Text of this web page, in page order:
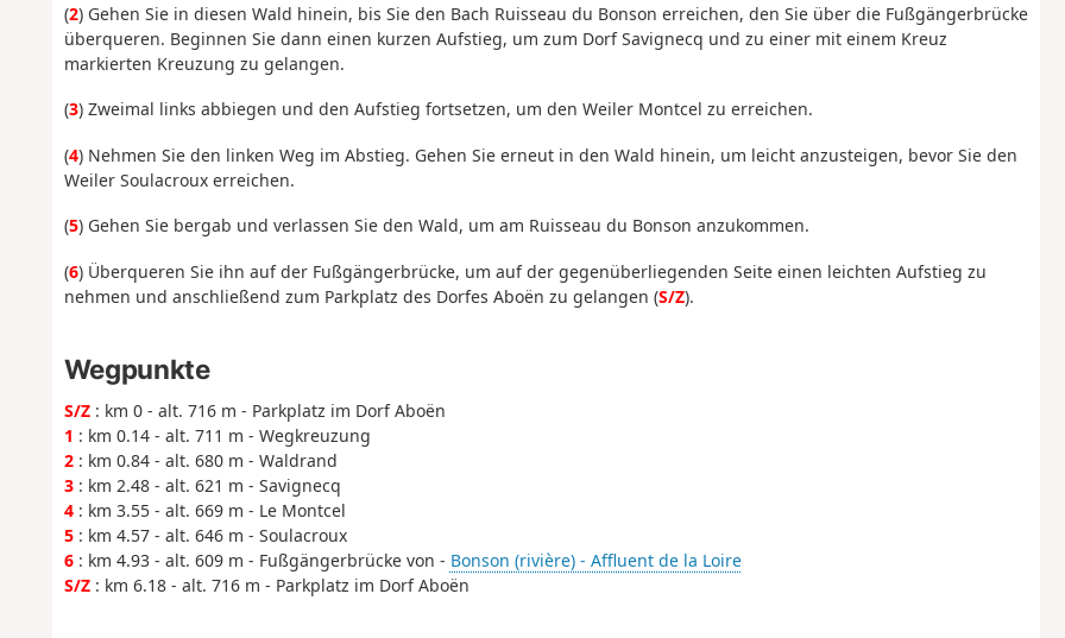
(2) Gehen Sie in diesen Wald hinein, bis Sie den Bach Ruisseau du Bonson erreichen, den Sie über die Fußgängerbrücke
überqueren. Beginnen Sie dann einen kurzen Aufstieg, um zum Dorf Savignecq und zu einer mit einem Kreuz
markierten Kreuzung zu gelangen.
(3) Zweimal links abbiegen und den Aufstieg fortsetzen, um den Weiler Montcel zu erreichen.
(4) Nehmen Sie den linken Weg im Abstieg. Gehen Sie erneut in den Wald hinein, um leicht anzusteigen, bevor Sie den
Weiler Soulacroux erreichen.
(5) Gehen Sie bergab und verlassen Sie den Wald, um am Ruisseau du Bonson anzukommen.
(6) Überqueren Sie ihn auf der Fußgängerbrücke, um auf der gegenüberliegenden Seite einen leichten Aufstieg zu
nehmen und anschließend zum Parkplatz des Dorfes Aboën zu gelangen (S/Z).
Wegpunkte
S/Z: km 0 - alt. 716 m - Parkplatz im Dorf Aboën
1 : km 0.14 - alt. 711 m - Wegkreuzung
2: km 0.84 - alt. 680 m - Waldrand
3: km 2.48 - alt. 621 m - Savignecq
4: km 3.55 - alt. 669 m - Le Montcel
5: km 4.57 - alt. 646 m - Soulacroux
6: km 4.93 - alt. 609 m - Fußgängerbrücke von - Bonson (rivière) - Affluent de la Loire
S/Z: km 6.18 - alt. 716 m - Parkplatz im Dorf Aboën